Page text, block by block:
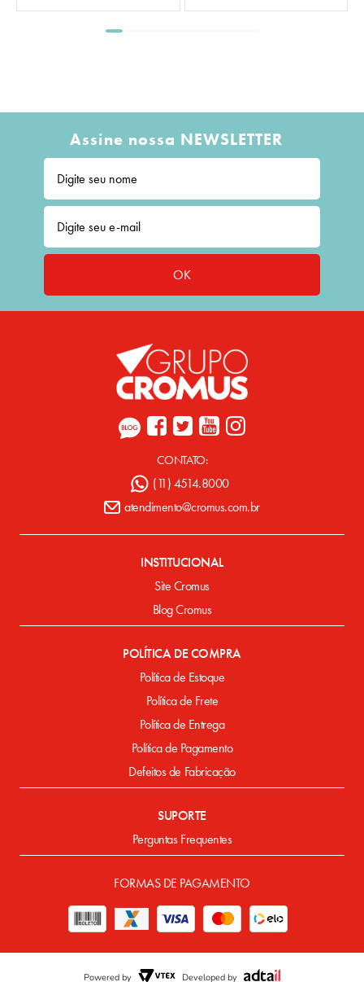
Assine nossa NEWSLETTER
OK
CONTATO:
(11) 4514.8000
atendimento@cromus.com.br
INSTITUCIONAL
Site Cromus
Blog Cromus
POLÍTICA DE COMPRA
Política de Estoque
Política de Frete
Política de Entrega
Política de Pagamento
Defeitos de Fabricação
SUPORTE
Perguntas Frequentes
FORMAS DE PAGAMENTO
Powered by Developed by